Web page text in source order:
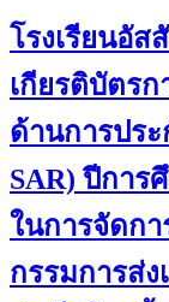
โรงเรียนอั
เกียรติบัตรก
ด้านการปร
SAR) ปีการ
ในการจัดก
กรรมการส่ง